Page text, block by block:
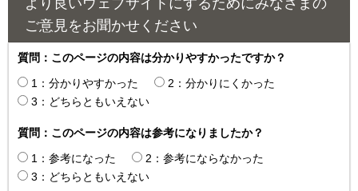
より良いウェブサイトにするためにみなさまの
ご意見をお聞かせください
質問：このページの内容は分かりやすかったですか？
1：分かりやすかった
2：分かりにくかった
3：どちらともいえない
質問：このページの内容は参考になりましたか？
1：参考になった
2：参考にならなかった
3：どちらともいえない